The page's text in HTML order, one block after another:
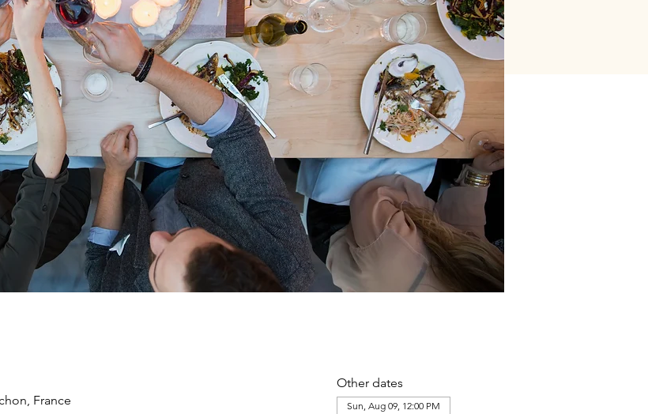
France
Other dates
Sun, Aug 09, 12:00 PM